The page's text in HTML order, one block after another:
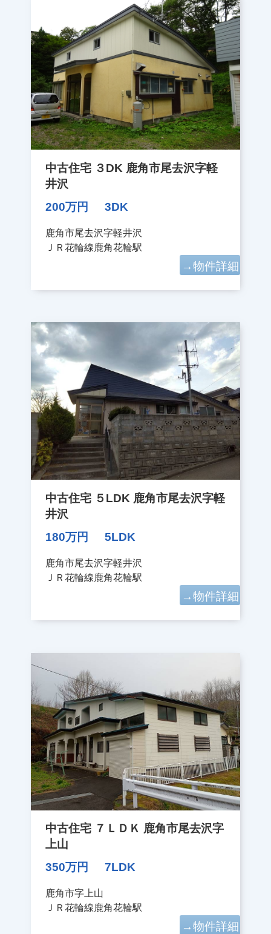
中古住宅 ３DK 鹿角市尾去沢字軽
井沢
200万円
3DK
鹿角市尾去沢字軽井沢
ＪＲ花輪線鹿角花輪駅
→物件詳細
中古住宅 ５LDK 鹿角市尾去沢字軽
井沢
180万円
5LDK
鹿角市尾去沢字軽井沢
ＪＲ花輪線鹿角花輪駅
→物件詳細
中古住宅 ７ＬＤＫ 鹿角市尾去沢字
上山
350万円
7LDK
鹿角市字上山
ＪＲ花輪線鹿角花輪駅
→物件詳細